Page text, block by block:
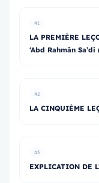
#1
LA PREMIÈRE
#2
LA CINQUIÈME
#3
EXPLICATION DE